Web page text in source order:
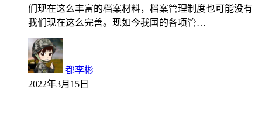
们现在这么丰富的档案材料，档案管理制度也可能没有
我们现在这么完善。现如今我国的各项管…
都李彬
2022年3月15日